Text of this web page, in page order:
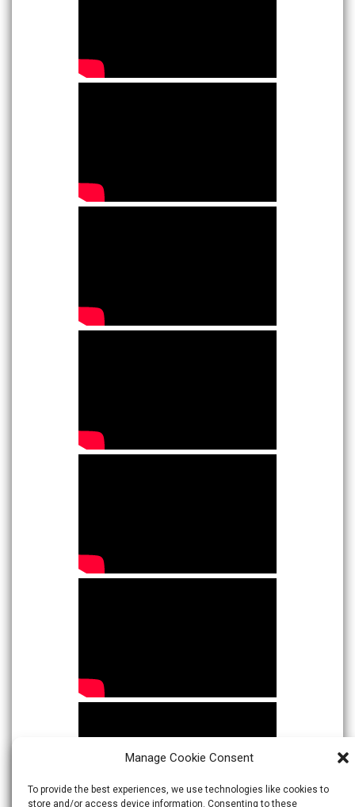
Manage Cookie Consent
To provide the best experiences, we use technologies like cookies to
store and/or access device information. Consenting to these